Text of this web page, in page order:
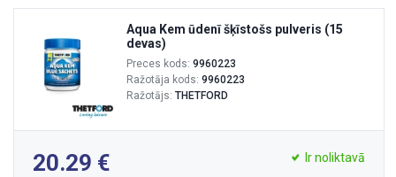
Aqua Kem ūdenī šķīstošs pulveris (15
devas)
Preces kods: 9960223
Ražotāja kods: 9960223
Ražotājs: THETFORD
20.29 Ir noliktavā